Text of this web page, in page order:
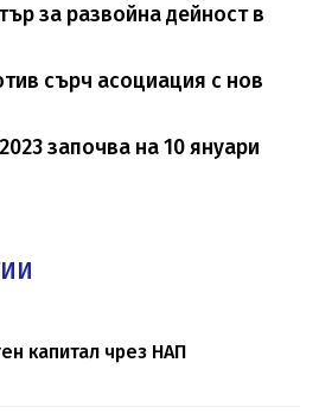
за развойна дейност в
сърч асоциация с нов
започва на 10 януари
капитал чрез НАП